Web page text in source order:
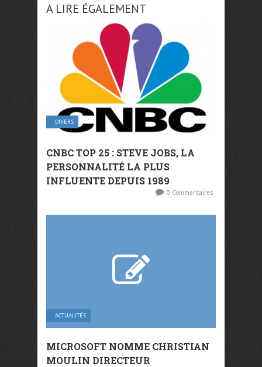
A LIRE ÉGALEMENT
DIVERS
CNBC TOP 25 : STEVE JOBS, LA
PERSONNALITÉ LA PLUS
INFLUENTE DEPUIS 1989
0 Commentaires
ACTUALITÉS
MICROSOFT NOMME CHRISTIAN
MOULIN DIRECTEUR